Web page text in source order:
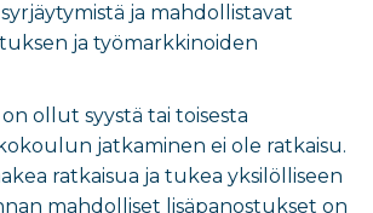
ja mahdollistavat
ja työmarkkinoiden
ollut syystä tai toisesta
jatkaminen ei ole ratkaisu.
ratkaisua ja tukea yksilölliseen
mahdolliset lisäpanostukset on